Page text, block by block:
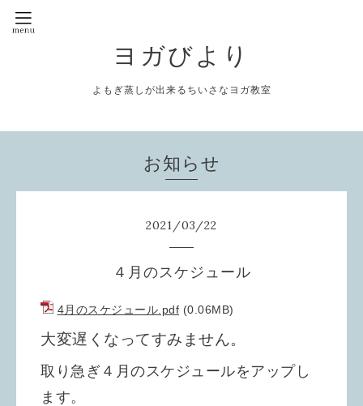
ヨガびより
よもぎ蒸しが出来るちいさなヨガ教室
お知らせ
2021/03/22
４月のスケジュール
4月のスケジュール.pdf (0.06MB)
大変遅くなってすみません。
取り急ぎ４月のスケジュールをアップし
ます。